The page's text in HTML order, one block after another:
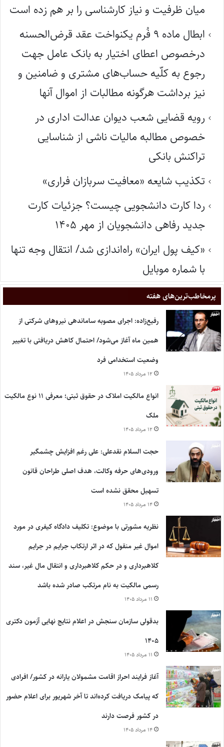
میان ظرفیت و نیاز کارشناسی را بر هم زده است
ابطال ماده ۹ فُرم یکنواخت عقد قرض‌الحسنه
درخصوص اعطای اختیار به بانک عامل جهت
رجوع به کلّیه حساب‌های مشتری و ضامنین و
نیز برداشت هرگونه مطالبات از اموال آنها
رویه قضایی شعب دیوان عدالت اداری در
خصوص مطالبه مالیات ناشی از شناسایی
تراکنش بانکی
تکذیب شایعه «معافیت سربازان فراری»
ردا کارت دانشجویی چیست؟ جزئیات کارت
جدید رفاهی دانشجویان از مهر ۱۴۰۵
«کیف پول ایران» راه‌اندازی شد/ انتقال وجه تنها
با شماره موبایل
پر‌مخاطب‌ترین‌های هفته
رفیع‌زاده: اجرای مصوبه ساماندهی نیروهای شرکتی از
همین ماه آغاز می‌شود/ احتمال کاهش دریافتی با تغییر
وضعیت استخدامی فرد
۱۲ مرداد ۱۴۰۵
انواع مالکیت املاک در حقوق ثبتی؛ معرفی ۱۱ نوع مالکیت
ملک
۱۲ مرداد ۱۴۰۵
حجت السلام نقدعلی: علی رغم افزایش چشمگیر
ورودی‌های حرفه وکالت، هدف اصلی طراحان قانون
تسهیل محقق نشده است
۱۴ مرداد ۱۴۰۵
نظریه مشورتی با موضوع: تکلیف دادگاه کیفری در مورد
اموال غیر منقول که در اثر ارتکاب جرایم در جرایم
کلاهبرداری و در حکم کلاهبرداری و انتقال مال غیر، سند
رسمی مالکیت به نام مرتکب صادر شده باشد
۱۱ مرداد ۱۴۰۵
بدقولی سازمان سنجش در اعلام نتایج نهایی آزمون دکتری
۱۴۰۵
۱۱ مرداد ۱۴۰۵
آغاز فرایند احراز اقامت مشمولان یارانه در کشور/ افرادی
که پیامک دریافت کرده‌اند تا آخر شهریور برای اعلام حضور
در کشور فرصت دارند
۱۴ مرداد ۱۴۰۵